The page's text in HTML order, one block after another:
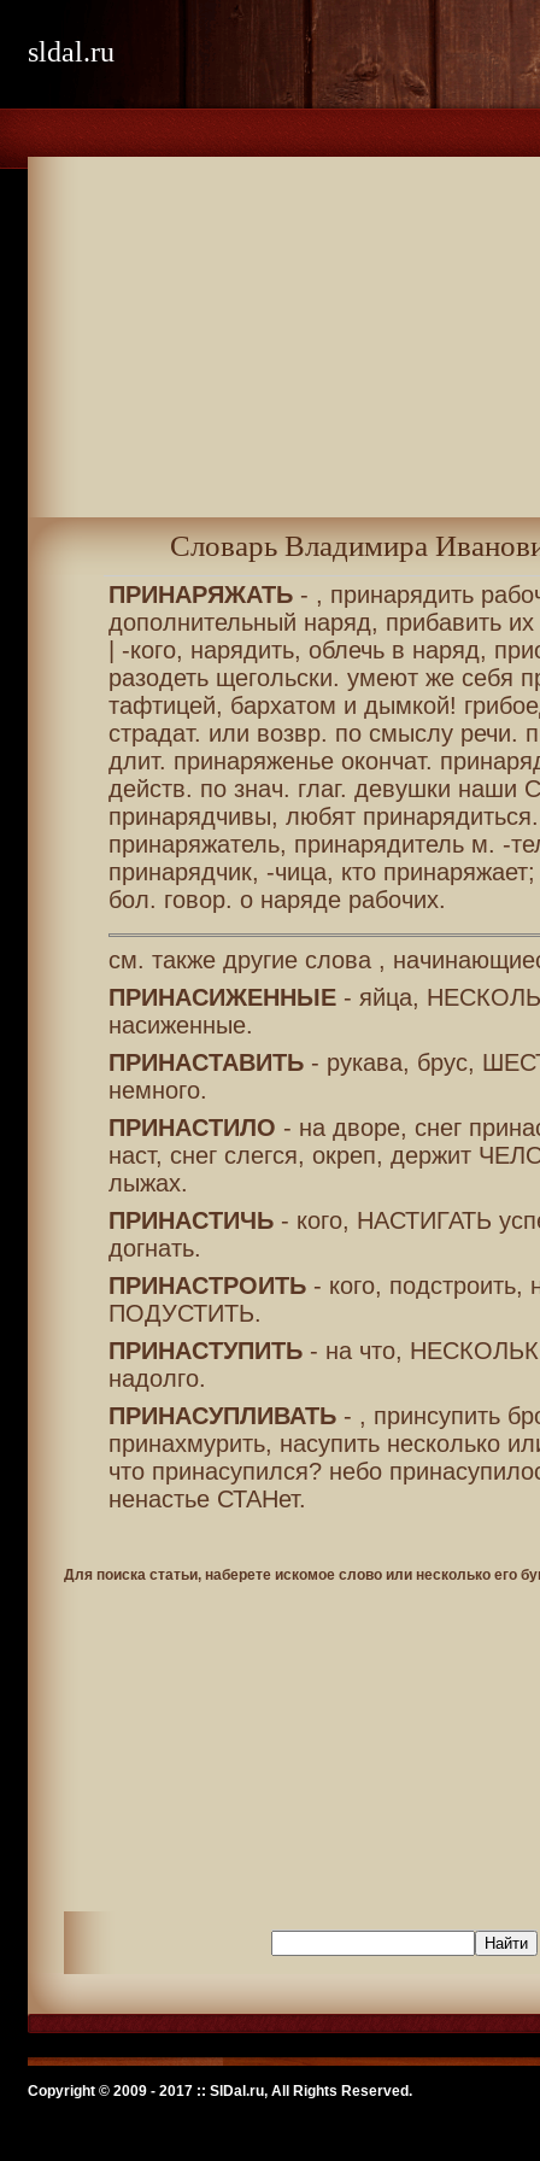
sldal.ru
Словарь Владимира
ПРИНАРЯЖАТЬ- , принарядить
дополнительный наряд, прибавить
| -кого, нарядить, облечь в наряд,
разодеть щегольски. умеют же себя
тафтицей, бархатом и дымкой!
страдат. или возвр. по смыслу речи.
длит. принаряженье окончат.
действ. по знач. глаг. девушки наши
принарядчивы, любят принарядиться.
принаряжатель, принарядитель м. -
принарядчик, -чица, кто
бол. говор. о наряде рабочих.
см. также другие слова ,
ПРИНАСИЖЕННЫЕ- яйца,
насиженные.
ПРИНАСТАВИТЬ- рукава, брус,
немного.
ПРИНАСТИЛО - на дворе, снег
наст, снег слегся, окреп, держит
лыжах.
ПРИНАСТИЧЬ- кого, НАСТИГАТЬ
догнать.
ПРИНАСТРОИТЬ- кого, подстроить,
ПОДУСТИТЬ.
ПРИНАСТУПИТЬ- на что,
надолго.
ПРИНАСУПЛИВАТЬ- , принсупить
принахмурить, насупить несколько
что принасупился? небо
ненастье СТАНет.
Для поиска статьи, наберете искомое слово или несколько его
Copyright © 2009 - 2017 :: SlDal.ru, All Rights Reserved.